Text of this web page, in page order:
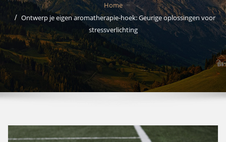
Home
Ontwerp je eigen aromatherapie-hoek: Geurige oplossingen voor
stressverlichting